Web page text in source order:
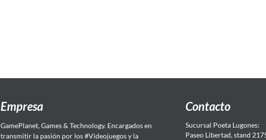
Empresa
GamePlanet, Games & Technology. Encargados en
transmitir la pasión por los #Videojuegos y la
Contacto
Sucursal Poeta Lugones:
Paseo Libertad, stand